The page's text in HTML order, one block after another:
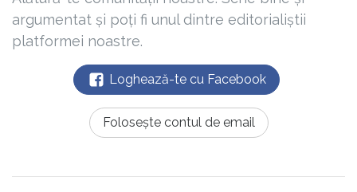
argumentat și poți fi unul dintre editorialiștii
platformei noastre.
Loghează-te cu Facebook
Folosește contul de email